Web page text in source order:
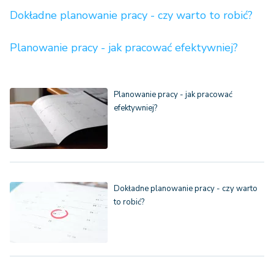
Dokładne planowanie pracy - czy warto to robić?
Planowanie pracy - jak pracować efektywniej?
Planowanie pracy - jak pracować
efektywniej?
Dokładne planowanie pracy - czy warto
to robić?